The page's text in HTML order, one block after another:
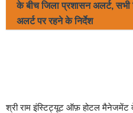
के बीच जिला प्रशासन अलर्ट, सभी
अलर्ट पर रहने के निर्देश
श्री राम इंस्टिट्यूट ऑफ़ होटल मैनेजमेंट